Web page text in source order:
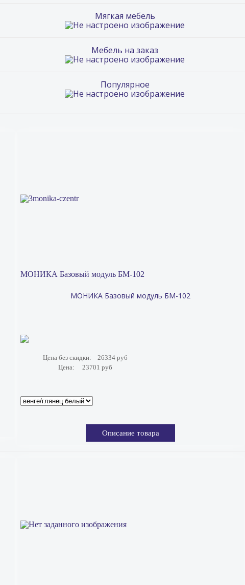
Мягкая мебель
Мебель на заказ
Популярное
МОНИКА Базовый модуль БМ-102
МОНИКА Базовый модуль БМ-102
Цена без скидки:
26334 руб
Цена:
23701 руб
Описание товара